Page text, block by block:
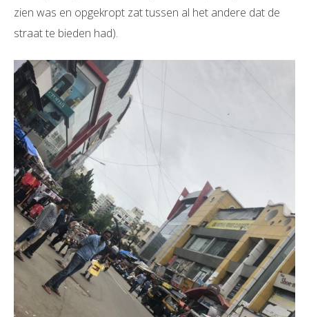
zien was en opgekropt zat tussen al het andere dat de
straat te bieden had).